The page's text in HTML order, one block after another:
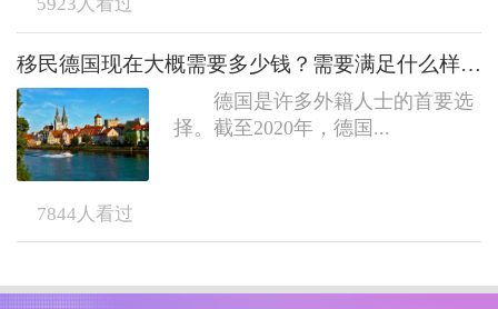
移民德国现在大概需要多少钱？需要满足什么样的条件？
德国是许多外籍人士的首要选
择。截至2020年，德国...
7844 人看过